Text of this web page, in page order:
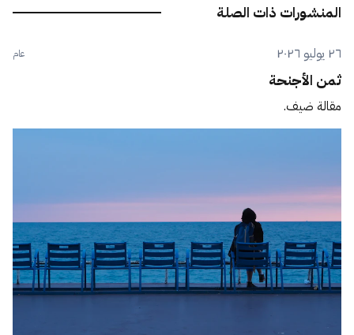
المنشورات ذات الصلة
٢٦ يوليو ٢٠٢٦ عام
ثمن الأجنحة
مقالة ضيف.